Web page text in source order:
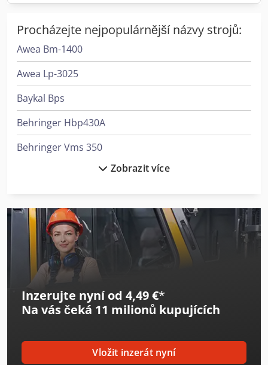
Procházejte nejpopulárnější názvy strojů:
Awea Bm-1400
Awea Lp-3025
Baykal Bps
Behringer Hbp430A
Behringer Vms 350
Beka-Mak Bmsy-230Dgh
Elumatec Sbz 140
Elumatec Sbz 131
Everising H-560Ha
Haas Umc-500Ss
Heller H 5000
Heller Hf 5500
Zobrazit více
Inzerujte nyní od 4,49 €*
Na vás čeká 11 milionů kupujících
Vložit inzerát nyní